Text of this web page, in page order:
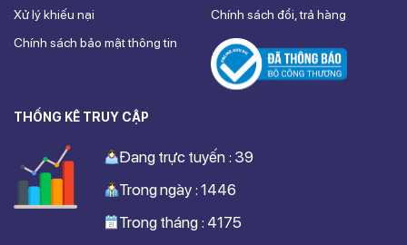
Xử lý khiếu nại
Chính sách bảo mật thông tin
Chính sách đổi, trả hàng
THỐNG KÊ TRUY CẬP
Trong ngày : 1446
Trong tháng : 4175
Đang trực tuyến : 39